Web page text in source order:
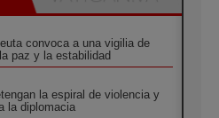
convoca a una vigilia de
paz y la estabilidad
la espiral de violencia y
la diplomacia